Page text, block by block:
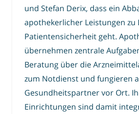
und Stefan Derix, dass ein
apothekerlicher Leistungen zu
Patientensicherheit geht.
übernehmen zentrale
Beratung über die
zum Notdienst und fungieren
Gesundheitspartner vor Ort.
Einrichtungen sind damit